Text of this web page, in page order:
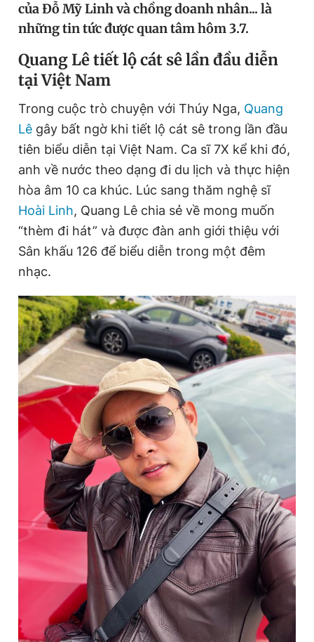
Video Magazine
Sản phẩm khác
Tiện ích Bạn cần biết
Thông tin tòa soạn Liên hệ quảng cáo
Đọc Thanh Niên trên điện thoại
Theo dõi báo trên
Hotline
0906 645 777
Liên hệ quảng cáo
0908 780 404
Đặt báo Quảng cáo RSS Tòa soạn Chính sách bảo
Tổng biên tập: Nguyễn Ngọc Toàn
Phó tổng biên tập thường trực: Hải Thành
Phó tổng biên tập: Lâm Hiếu Dũng
Phó tổng biên tập: Trần Việt Hưng
Tổng thư ký tòa soạn: Đức Trung
Giấy phép xuất bản số 110/GP - BTTTT cấp ngày 24.3.2020
© 2003-2026 Bản quyền thuộc về Báo Thanh Niên. Cấm sao
chép dưới mọi hình thức nếu không có sự chấp thuận bằng văn
bản. Phát triển bởi ePi Technologies, JSC.
của Đỗ Mỹ Linh và chồng doanh nhân... là
những tin tức được quan tâm hôm 3.7.
Quang Lê tiết lộ cát sê lần đầu diễn
tại Việt Nam
Trong cuộc trò chuyện với Thúy Nga, Quang
Lê gây bất ngờ khi tiết lộ cát sê trong lần đầu
tiên biểu diễn tại Việt Nam. Ca sĩ 7X kể khi đó,
anh về nước theo dạng đi du lịch và thực hiện
hòa âm 10 ca khúc. Lúc sang thăm nghệ sĩ
Hoài Linh, Quang Lê chia sẻ về mong muốn
“thèm đi hát” và được đàn anh giới thiệu với
Sân khấu 126 để biểu diễn trong một đêm
nhạc.